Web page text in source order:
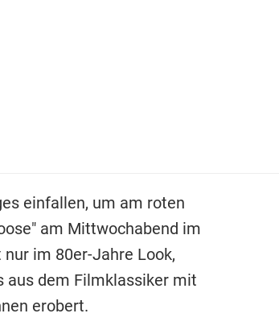
einfallen, um am roten
am Mittwochabend im
im 80er-Jahre Look,
aus dem Filmklassiker mit
erobert.